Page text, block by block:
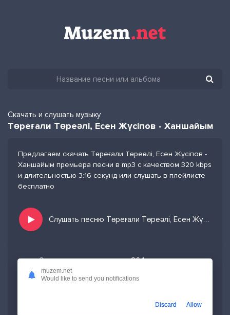
Скачать и слушать музыку
Төреғали Төреәлі, Есен Жүсіпов - Ханшайым
Предлагаем скачать Төреғали Төреәлі, Есен Жүсіпов -
Ханшайым премьера песни в mp3 с качеством 320 kbps
и длительностью 3:16 секунд или слушать в плейлисте
бесплатно
Слушать песню Төреғали Төреәлі, Есен Жүсіпов - Ханшайым и добавить в избранных
Скачано:
264
Формат:
MP3
7.48 МБ
muzem.net
Would like to send you notifications
Discard Allow